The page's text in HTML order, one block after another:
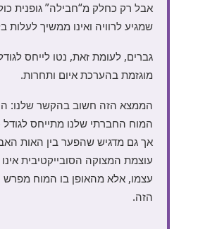
אבל רק כחלק מ“חבילה” גופנית
שמגיע לרוויה ואינו ממשיך לעלות
גברים, לעומת זאת, נטו לייחס
מוגזמת בהערכת איום ותחרות.
הממצא הזה חשוב בהקשר שלנו:
המוח החברתי שלנו מתייחס
אך גם מדגיש שהפער בין האות
עוצמת המצוקה הסובייקטיבית
עצמו, אלא מהאופן בו המוח
הזה.